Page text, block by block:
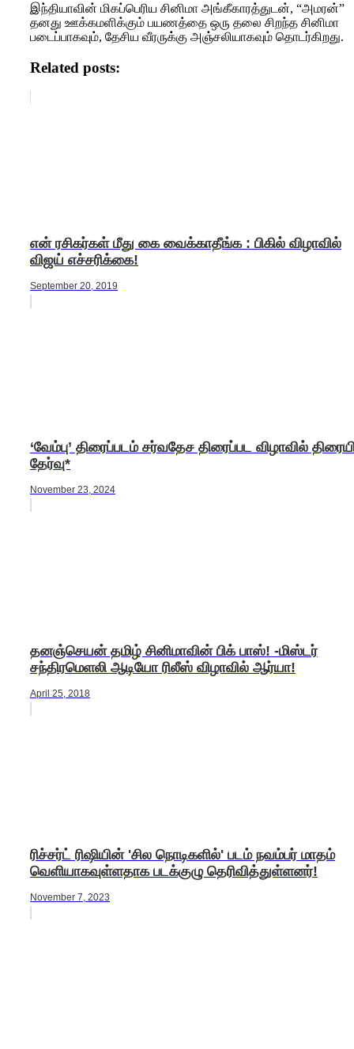
இந்தியாவின் மிகப்பெரிய சினிமா அங்கீகாரத்துடன், “அமரன்”
தனது ஊக்கமளிக்கும் பயணத்தை ஒரு தலை சிறந்த சினிமா
படைப்பாகவும், தேசிய வீரருக்கு அஞ்சலியாகவும் தொடர்கிறது.
Related posts:
என் ரசிகர்கள் மீது கை வைக்காதீங்க : பிகில் விழாவில்
விஜய் எச்சரிக்கை!
September 20, 2019
‘வேம்பு’ திரைப்படம் சர்வதேச திரைப்பட விழாவில்
தேர்வு*
November 23, 2024
தனஞ்செயன் தமிழ் சினிமாவின் பிக் பாஸ்! -மிஸ்டர்
சந்திரமெளலி ஆடியோ ரிலீஸ் விழாவில் ஆர்யா!
April 25, 2018
ரிச்சர்ட் ரிஷியின் 'சில நொடிகளில்' படம் நவம்பர் மாதம்
வெளியாகவுள்ளதாக படக்குழு தெரிவித்துள்ளனர்!
November 7, 2023